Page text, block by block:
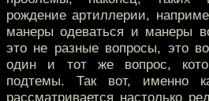
рождение артиллерии,
манеры одеваться и манеры
это не разные вопросы, это
один и тот же вопрос,
подтемы. Так вот, именно
рассматривается настолько